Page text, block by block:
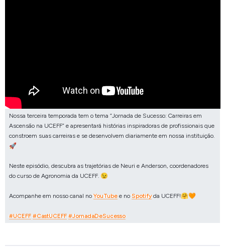
Nossa terceira temporada tem o tema “Jornada de Sucesso: Carreiras em
Ascensão na UCEFF” e apresentará histórias inspiradoras de profissionais que
constroem suas carreiras e se desenvolvem diariamente em nossa instituição.
🚀
Neste episódio, descubra as trajetórias de Neuri e Anderson, coordenadores
do curso de Agronomia da UCEFF. 😉
Acompanhe em nosso canal no YouTubee no Spotifyda UCEFF!🤗🧡
#UCEFF⁠⁠⁠⁠⁠⁠⁠⁠ #CastUCEFF⁠⁠⁠⁠⁠⁠⁠⁠ #JornadaDeSucesso⁠⁠